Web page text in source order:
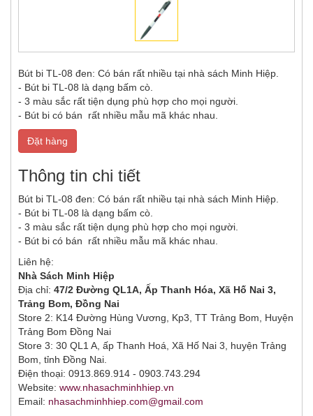
Bút bi TL-08 đen: Có bán rất nhiều tại nhà sách Minh Hiệp.
- Bút bi TL-08 là dạng bấm cò.
- 3 màu sắc rất tiện dụng phù hợp cho mọi người.
- Bút bi có bán rất nhiều mẫu mã khác nhau.
Đặt hàng
Thông tin chi tiết
Bút bi TL-08 đen: Có bán rất nhiều tại nhà sách Minh Hiệp.
- Bút bi TL-08 là dạng bấm cò.
- 3 màu sắc rất tiện dụng phù hợp cho mọi người.
- Bút bi có bán rất nhiều mẫu mã khác nhau.
Liên hệ:
Nhà Sách Minh Hiệp
Địa chỉ: 47/2 Đường QL1A, Ấp Thanh Hóa, Xã Hố Nai 3,
Trảng Bom, Đồng Nai
Store 2: K14 Đường Hùng Vương, Kp3, TT Trảng Bom, Huyện
Trảng Bom Đồng Nai
Store 3: 30 QL1 A, ấp Thanh Hoá, Xã Hố Nai 3, huyện Trảng
Bom, tỉnh Đồng Nai.
Điện thoại: 0913.869.914 - 0903.743.294
Website: www.nhasachminhhiep.vn
Email: nhasachminhhiep.com@gmail.com